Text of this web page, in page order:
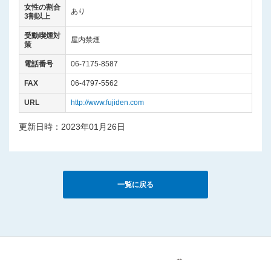
女性の割合
3割以上
あり
受動喫煙対
策
屋内禁煙
電話番号 06-7175-8587
FAX 06-4797-5562
URL http://www.fujiden.com
更新日時：2023年01月26日
一覧に戻る